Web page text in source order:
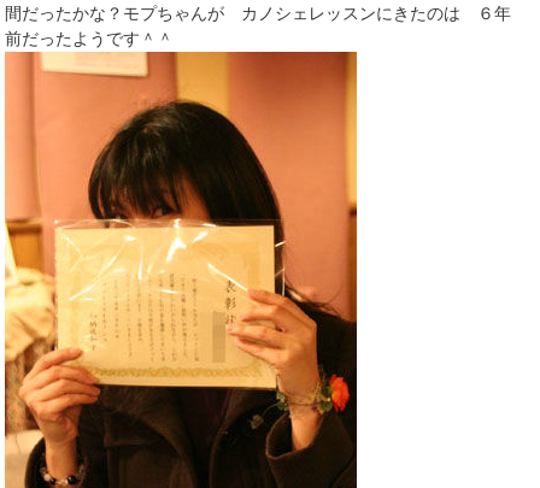
間だったかな？モプちゃんが カノシェレッスンにきたのは ６年
前だったようです＾＾